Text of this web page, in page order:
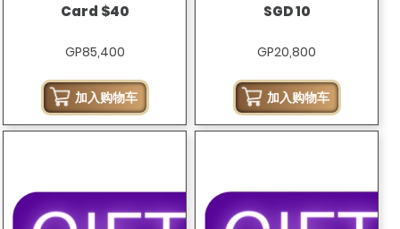
Card $40
GP85,400
加入购物车
SGD 10
GP20,800
加入购物车